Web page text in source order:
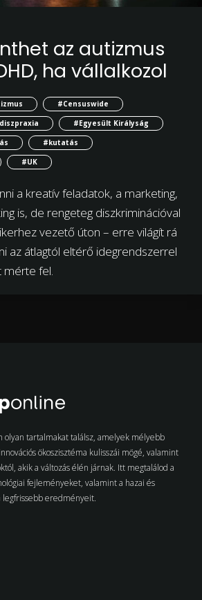
az autizmus
ha vállalkozol
#Censuswide
#Egyesült Királyság
#kutatás
#UK
a kreatív feladatok, a marketing,
is, de rengeteg diszkriminációval
vezető úton – erre világít rá
az átlagtól eltérő idegrendszerrel
mérte fel.
olyan tartalmakat találsz, amelyek mélyebb
ökoszisztéma kulisszái mögé, valamint
akik a változás élén járnak. Itt megtalálod a
fejleményeket, valamint a hazai és
legfrissebb eredményeit.